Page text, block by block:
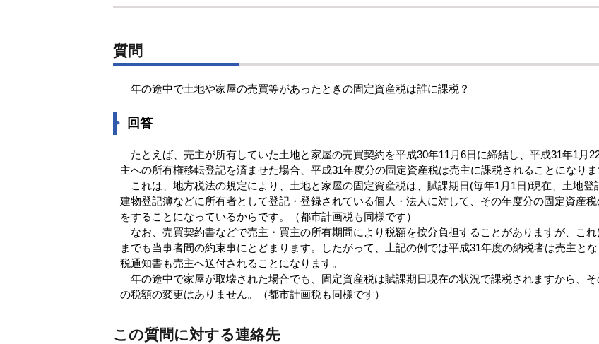
質問
年の途中で土地や家屋の売買等があったときの固定資産税は誰に課税？
回答
たとえば、売主が所有していた土地と家屋の売買契約を平成30年11月6日に締結し、平成31年1月
主への所有権移転登記を済ませた場合、平成31年度分の固定資産税は売主に課税されることになりま
これは、地方税法の規定により、土地と家屋の固定資産税は、賦課期日(毎年1月1日)現在、土地登
建物登記簿などに所有者として登記・登録されている個人・法人に対して、その年度分の固定資産
をすることになっているからです。（都市計画税も同様です）
なお、売買契約書などで売主・買主の所有期間により税額を按分負担することがありますが、これ
までも当事者間の約束事にとどまります。したがって、上記の例では平成31年度の納税者は売主と
税通知書も売主へ送付されることになります。
年の途中で家屋が取壊された場合でも、固定資産税は賦課期日現在の状況で課税されますから、
の税額の変更はありません。（都市計画税も同様です）
この質問に対する連絡先